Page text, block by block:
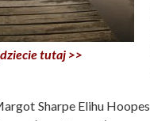
tutaj >>
Sharpe Elihu